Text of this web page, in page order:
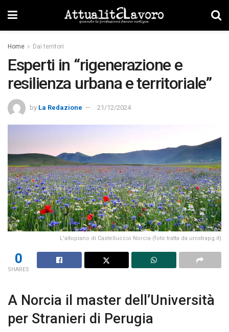
Home Dai territori
Esperti in “rigenerazione e
resilienza urbana e territoriale”
by La Redazione 21/12/2024
L'altopiano di Castelluccio Norcia (foto tratta da unistrapg.it)
0
SHARES
A Norcia il master dell’Università
per Stranieri di Perugia